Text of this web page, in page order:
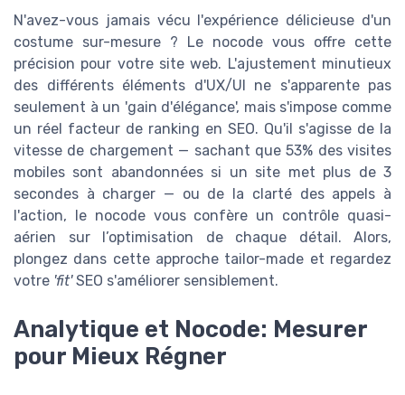
N'avez-vous jamais vécu l'expérience délicieuse d'un
costume sur-mesure ? Le nocode vous offre cette
précision pour votre site web. L'ajustement minutieux
des différents éléments d'UX/UI ne s'apparente pas
seulement à un 'gain d'élégance', mais s'impose comme
un réel facteur de ranking en SEO. Qu'il s'agisse de la
vitesse de chargement — sachant que 53% des visites
mobiles sont abandonnées si un site met plus de 3
secondes à charger — ou de la clarté des appels à
l'action, le nocode vous confère un contrôle quasi-
aérien sur l’optimisation de chaque détail. Alors,
plongez dans cette approche tailor-made et regardez
votre 'fit'SEO s'améliorer sensiblement.
Analytique et Nocode: Mesurer
pour Mieux Régner